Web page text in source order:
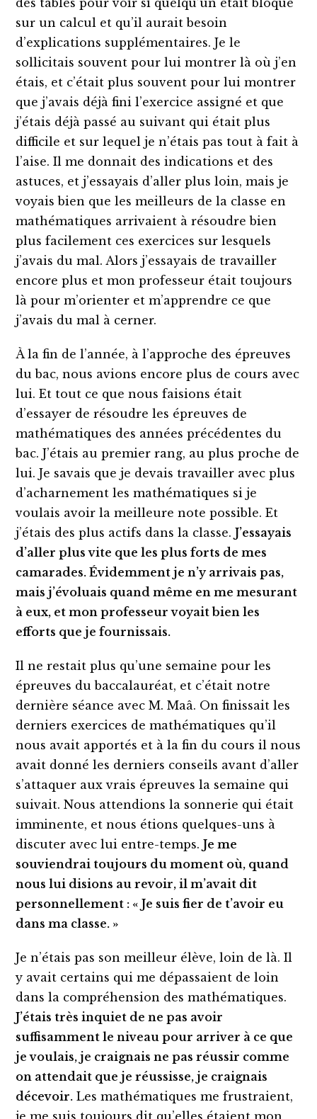
sur un calcul et qu’il aurait besoin
d’explications supplémentaires. Je le
sollicitais souvent pour lui montrer là où j’en
étais, et c’était plus souvent pour lui montrer
que j’avais déjà fini l’exercice assigné et que
j’étais déjà passé au suivant qui était plus
difficile et sur lequel je n’étais pas tout à fait à
l’aise. Il me donnait des indications et des
astuces, et j’essayais d’aller plus loin, mais je
voyais bien que les meilleurs de la classe en
mathématiques arrivaient à résoudre bien
plus facilement ces exercices sur lesquels
j’avais du mal. Alors j’essayais de travailler
encore plus et mon professeur était toujours
là pour m’orienter et m’apprendre ce que
j’avais du mal à cerner.
À la fin de l’année, à l’approche des épreuves
du bac, nous avions encore plus de cours avec
lui. Et tout ce que nous faisions était
d’essayer de résoudre les épreuves de
mathématiques des années précédentes du
bac. J’étais au premier rang, au plus proche de
lui. Je savais que je devais travailler avec plus
d’acharnement les mathématiques si je
voulais avoir la meilleure note possible. Et
j’étais des plus actifs dans la classe.J’essayais
d’aller plus vite que les plus forts de mes
camarades. Évidemment je n’y arrivais pas,
mais j’évoluais quand même en me mesurant
à eux, et mon professeur voyait bien les
efforts que je fournissais.
Il ne restait plus qu’une semaine pour les
épreuves du baccalauréat, et c’était notre
dernière séance avec M. Maâ. On finissait les
derniers exercices de mathématiques qu’il
nous avait apportés et à la fin du cours il nous
avait donné les derniers conseils avant d’aller
s’attaquer aux vrais épreuves la semaine qui
suivait. Nous attendions la sonnerie qui était
imminente, et nous étions quelques-uns à
discuter avec lui entre-temps.Je me
souviendrai toujours du moment où, quand
nous lui disions au revoir, il m’avait dit
personnellement : « Je suis fier de t’avoir eu
dans ma classe. »
Je n’étais pas son meilleur élève, loin de là. Il
y avait certains qui me dépassaient de loin
dans la compréhension des mathématiques.
J’étais très inquiet de ne pas avoir
suffisamment le niveau pour arriver à ce que
je voulais, je craignais ne pas réussir comme
on attendait que je réussisse, je craignais
décevoir. Les mathématiques me frustraient,
je me suis toujours dit qu’elles étaient mon